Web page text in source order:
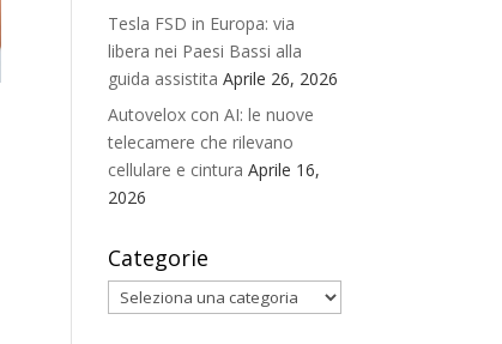
Tesla FSD in Europa: via
libera nei Paesi Bassi alla
guida assistita Aprile 26, 2026
Autovelox con AI: le nuove
telecamere che rilevano
cellulare e cintura Aprile 16,
2026
Categorie
Categorie